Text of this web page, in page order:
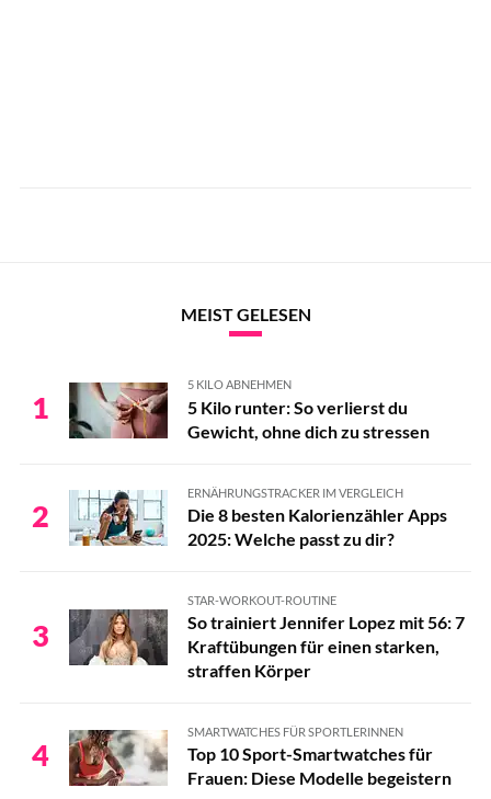
MEIST GELESEN
1
5 KILO ABNEHMEN
5 Kilo runter: So verlierst du
Gewicht, ohne dich zu stressen
2
ERNÄHRUNGSTRACKER IM VERGLEICH
Die 8 besten Kalorienzähler Apps
2025: Welche passt zu dir?
3
STAR-WORKOUT-ROUTINE
So trainiert Jennifer Lopez mit 56: 7
Kraftübungen für einen starken,
straffen Körper
4
SMARTWATCHES FÜR SPORTLERINNEN
Top 10 Sport-Smartwatches für
Frauen: Diese Modelle begeistern